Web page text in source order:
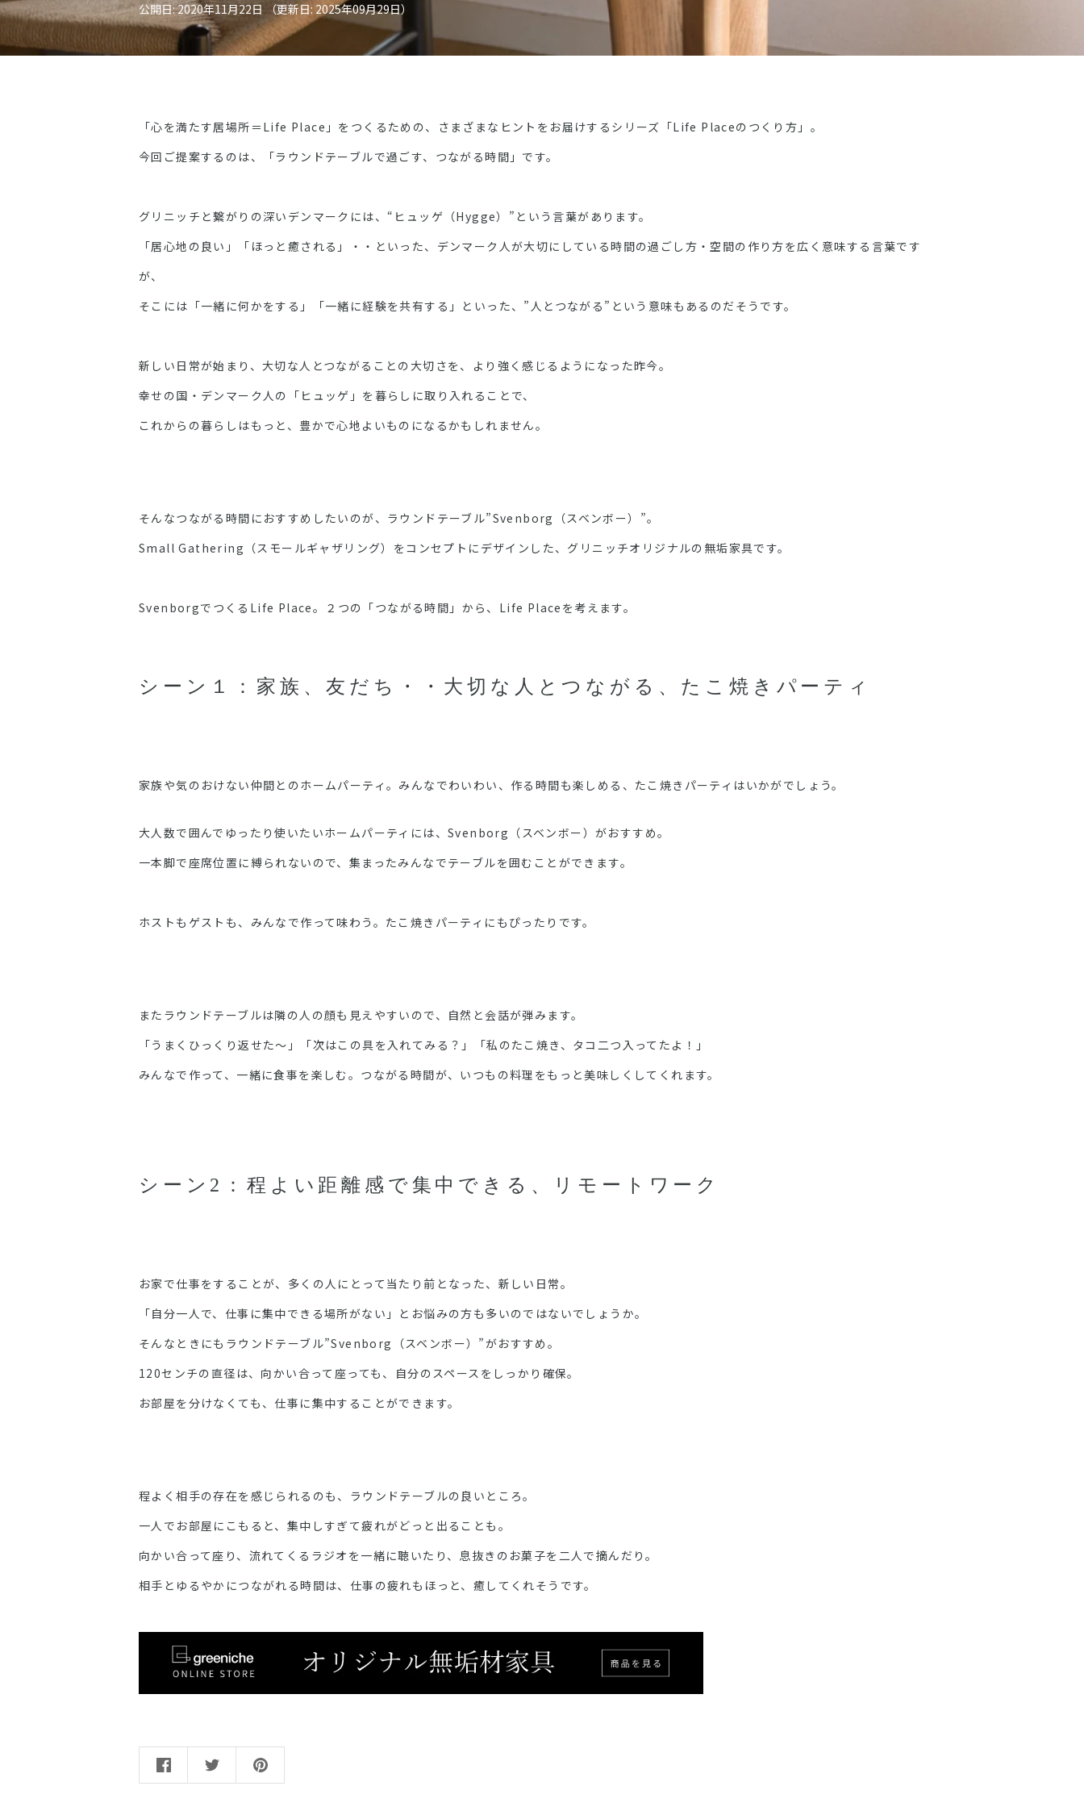
公開日: 2020年11月22日 （更新日: 2025年09月29日）
「心を満たす居場所＝Life Place」をつくるための、さまざまなヒントをお届けするシリーズ「Life Placeのつくり方」。
今回ご提案するのは、「ラウンドテーブルで過ごす、つながる時間」です。
グリニッチと繋がりの深いデンマークには、“ヒュッゲ（Hygge）”という言葉があります。
「居心地の良い」「ほっと癒される」・・といった、デンマーク人が大切にしている時間の過ごし方・空間の作り方を広く意味する言葉です
が、
そこには「一緒に何かをする」「一緒に経験を共有する」といった、”人とつながる”という意味もあるのだそうです。
新しい日常が始まり、大切な人とつながることの大切さを、より強く感じるようになった昨今。
幸せの国・デンマーク人の「ヒュッゲ」を暮らしに取り入れることで、
これからの暮らしはもっと、豊かで心地よいものになるかもしれません。
そんなつながる時間におすすめしたいのが、ラウンドテーブル”Svenborg（スベンボー）”。
Small Gathering（スモールギャザリング）をコンセプトにデザインした、グリニッチオリジナルの無垢家具です。
SvenborgでつくるLife Place。２つの「つながる時間」から、Life Placeを考えます。
シーン１：家族、友だち・・大切な人とつながる、たこ焼きパーティ
家族や気のおけない仲間とのホームパーティ。みんなでわいわい、作る時間も楽しめる、たこ焼きパーティはいかがでしょう。
大人数で囲んでゆったり使いたいホームパーティには、Svenborg（スベンボー）がおすすめ。
一本脚で座席位置に縛られないので、集まったみんなでテーブルを囲むことができます。
ホストもゲストも、みんなで作って味わう。たこ焼きパーティにもぴったりです。
またラウンドテーブルは隣の人の顔も見えやすいので、自然と会話が弾みます。
「うまくひっくり返せた〜」「次はこの具を入れてみる？」「私のたこ焼き、タコ二つ入ってたよ！」
みんなで作って、一緒に食事を楽しむ。つながる時間が、いつもの料理をもっと美味しくしてくれます。
シーン2：程よい距離感で集中できる、リモートワーク
お家で仕事をすることが、多くの人にとって当たり前となった、新しい日常。
「自分一人で、仕事に集中できる場所がない」とお悩みの方も多いのではないでしょうか。
そんなときにもラウンドテーブル”Svenborg（スベンボー）”がおすすめ。
120センチの直径は、向かい合って座っても、自分のスペースをしっかり確保。
お部屋を分けなくても、仕事に集中することができます。
程よく相手の存在を感じられるのも、ラウンドテーブルの良いところ。
一人でお部屋にこもると、集中しすぎて疲れがどっと出ることも。
向かい合って座り、流れてくるラジオを一緒に聴いたり、息抜きのお菓子を二人で摘んだり。
相手とゆるやかにつながれる時間は、仕事の疲れもほっと、癒してくれそうです。